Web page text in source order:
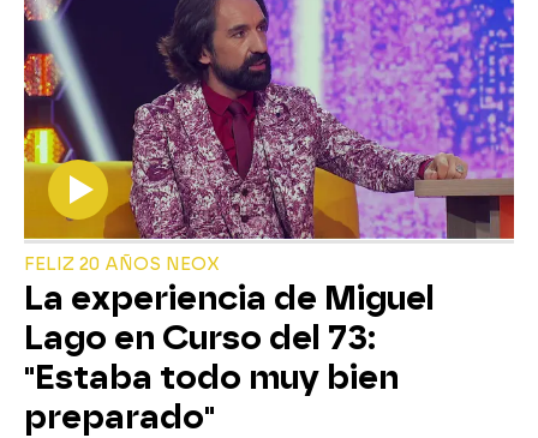
FELIZ 20 AÑOS NEOX
La experiencia de Miguel
Lago en Curso del 73:
"Estaba todo muy bien
preparado"